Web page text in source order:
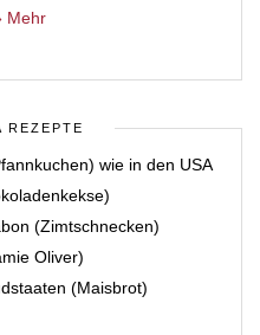
Mehr
REZEPTE
wie in den USA
(Zimtschnecken)
Oliver)
(Maisbrot)